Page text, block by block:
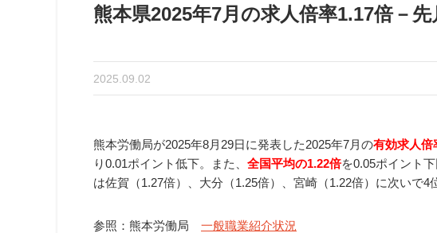
熊本県2025年7月の求人倍率1.17倍－
2025.09.02
熊本労働局が2025年8月29日に発表した2025年7月の有効求人倍
り0.01ポイント低下。また、 全国平均の1.22倍を0.05ポイント
は佐賀（1.27倍）、大分（1.25倍）、宮崎（1.22倍）に次いで4
参照：熊本労働局 一般職業紹介状況